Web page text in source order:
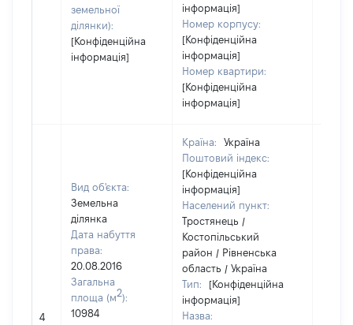
земельної
ділянки):
[Конфіденційна
інформація]
інформація]
Номер корпусу:
[Конфіденційна
інформація]
Номер квартири:
[Конфіденційна
інформація]
4
Вид об'єкта:
Земельна
ділянка
Дата набуття
права:
20.08.2016
Загальна
площа (м2):
10984
Країна:
Україна
Поштовий індекс:
[Конфіденційна
інформація]
Населений пункт:
Тростянець /
Костопільський
район / Рівненська
область / Україна
Тип:
[Конфіденційна
інформація]
Назва: